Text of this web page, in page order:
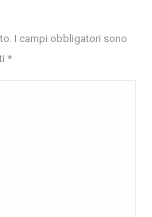
I campi obbligatori sono
*